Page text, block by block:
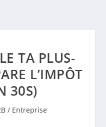
TA PLUS-
L’IMPÔT
30S)
/ Entreprise